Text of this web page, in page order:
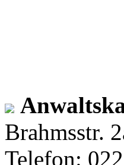
Brahmsstr.
Telefon: